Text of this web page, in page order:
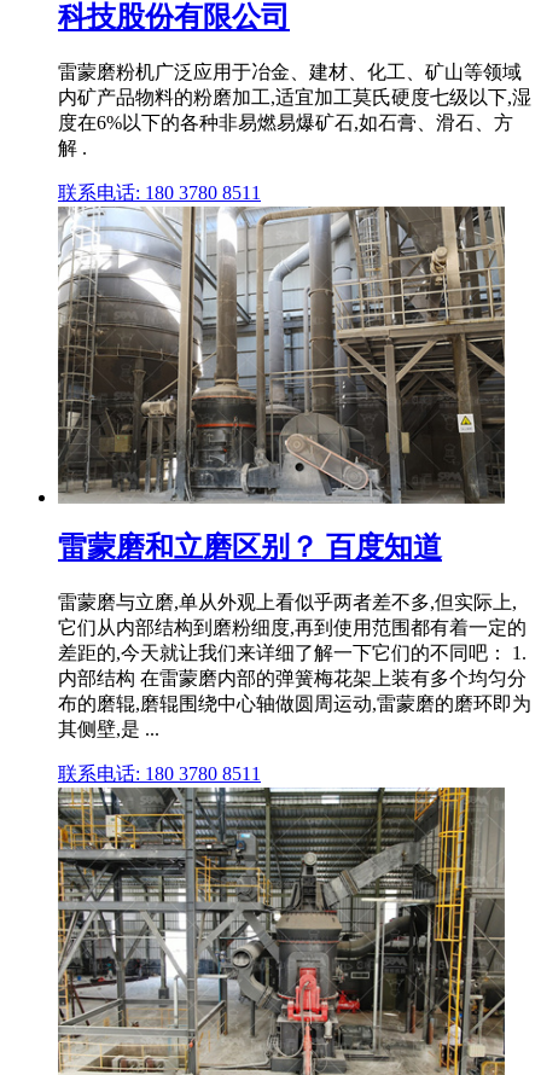
科技股份有限公司
雷蒙磨粉机广泛应用于冶金、建材、化工、矿山等领域
内矿产品物料的粉磨加工,适宜加工莫氏硬度七级以下,湿
度在6%以下的各种非易燃易爆矿石,如石膏、滑石、方
解 .
联系电话: 180 3780 8511
雷蒙磨和立磨区别？ 百度知道
雷蒙磨与立磨,单从外观上看似乎两者差不多,但实际上,
它们从内部结构到磨粉细度,再到使用范围都有着一定的
差距的,今天就让我们来详细了解一下它们的不同吧： 1.
内部结构 在雷蒙磨内部的弹簧梅花架上装有多个均匀分
布的磨辊,磨辊围绕中心轴做圆周运动,雷蒙磨的磨环即为
其侧壁,是 ...
联系电话: 180 3780 8511